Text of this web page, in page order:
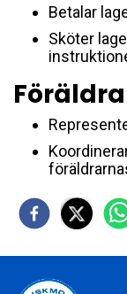
Betalar
Sköter